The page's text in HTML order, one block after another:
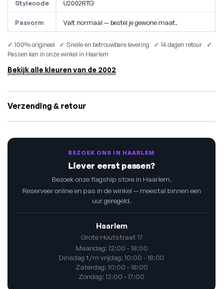
Stylecode U2002RTG
Pasvorm Valt normaal — bestel je gewone maat.
✓ 100% origineel ✓ Snelle en betrouwbare levering ✓ 14 dagen retour ✓
Passen kan in onze winkel in Haarlem
Bekijk alle kleuren van de 2002
Verzending & retour
BEZOEK ONS IN HAARLEM
Liever eerst passen?
Bezoek onze flagship store in Haarlem.
Reserveer online en pas in de winkel — meestal binnen een
uur geregeld.
Haarlem
Grote Houtstraat 17
Maandag: 12:00 - 18:00
Dinsdag t/m vrijdag: 10:00 - 18:00
Zaterdag: 10:00 - 18:00
Zondag: 12:00 - 17:00